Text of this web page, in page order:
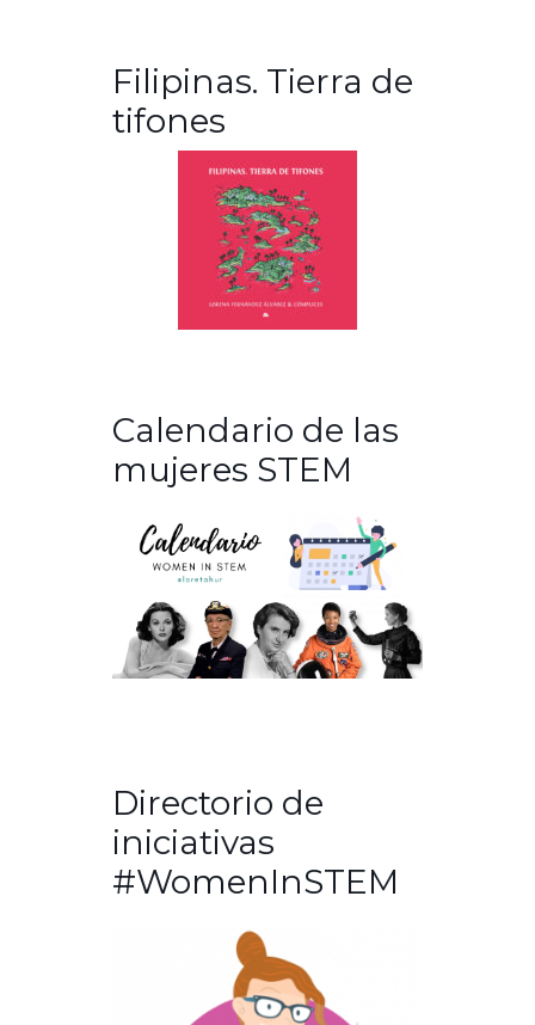
Filipinas. Tierra de
tifones
Calendario de las
mujeres STEM
Directorio de
iniciativas
#WomenInSTEM